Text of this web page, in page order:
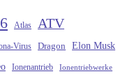
Atlas ATV
Virus Dragon Elon Musk
Ionenantrieb Ionentriebwerke